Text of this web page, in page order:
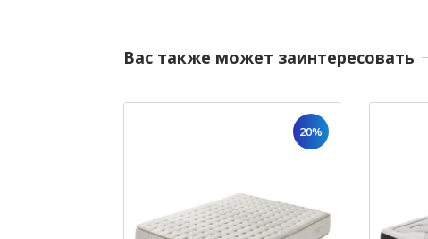
Вас также может заинтересовать
20%